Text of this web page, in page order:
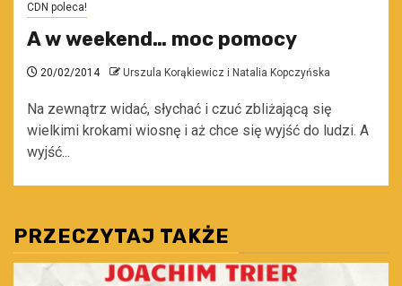
CDN poleca!
A w weekend… moc pomocy
20/02/2014 Urszula Korąkiewicz i Natalia Kopczyńska
Na zewnątrz widać, słychać i czuć zbliżającą się
wielkimi krokami wiosnę i aż chce się wyjść do ludzi. A
wyjść...
PRZECZYTAJ TAKŻE